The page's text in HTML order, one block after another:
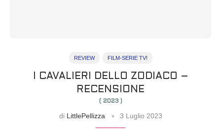
REVIEW FILM-SERIE TV!
I CAVALIERI DELLO ZODIACO –
RECENSIONE
( 2023 )
di LittlePellizza 3 Luglio 2023